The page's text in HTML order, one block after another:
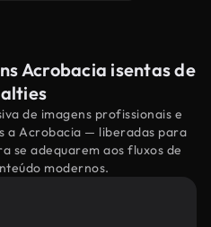
Acrobacia isentas de
de imagens profissionais e
a Acrobacia — liberadas para
se adequarem aos fluxos de
modernos.